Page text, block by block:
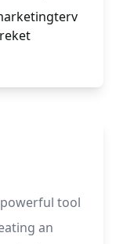
tool
an